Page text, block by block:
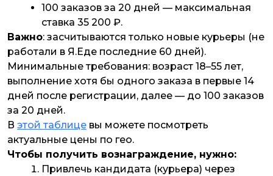
100 заказов за 20 дней — максимальная
ставка 35 200 ₽.
Важно: засчитываются только новые курьеры (не
работали в Я.Еде последние 60 дней).
Минимальные требования: возраст 18–55 лет,
выполнение хотя бы одного заказа в первые 14
дней после регистрации, далее — до 100 заказов
за 20 дней.
В этой таблице вы можете посмотреть
актуальные цены по гео.
Чтобы получить вознаграждение, нужно:
Привлечь кандидата (курьера) через